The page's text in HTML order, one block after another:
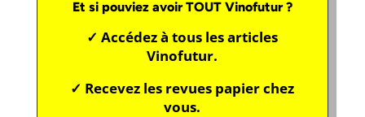
Et si pouviez avoir TOUT Vinofutur ?
✓ Accédez à tous les articles
Vinofutur.
✓ Recevez les revues papier chez
vous.